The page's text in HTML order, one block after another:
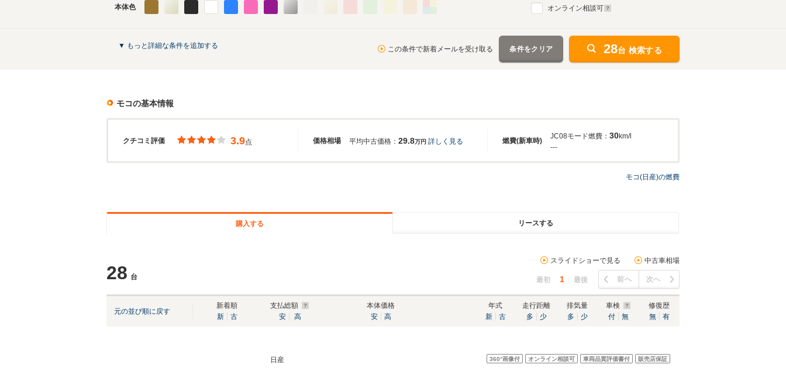
本体色 オンライン相談可
▼ もっと詳細な条件を追加する この条件で新着メールを受け取る 条件をクリア 28台 検索する
モコの基本情報
クチコミ評価 価格相場 燃費(新車時)
3.9点 平均中古価格： 29.8万円 詳しく見る
JC08モード燃費： 30km/l
---
モコ(日産)の燃費
購入する リースする
28 台
スライドショーで見る 中古車相場
最初 1 最後 前へ 次へ
元の並び順に戻す
新着順
新
古
支払総額
安
高
本体価格
安
高
年式
新
古
走行距離
多
少
排気量
多
少
車検
付
無
修復歴
無
有
360°画像付 オンライン相談可 車両品質評価書付 販売店保証
日産